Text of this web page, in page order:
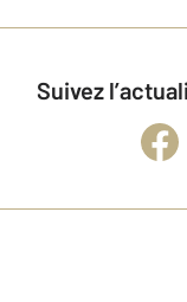
Suivez